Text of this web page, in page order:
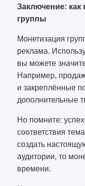
Заключение:
группы
Монетизация
реклама.
вы можете
Например,
и закреплённые
дополнительные
Но помните: успех
соответствия
создать
аудитории, то
времени.